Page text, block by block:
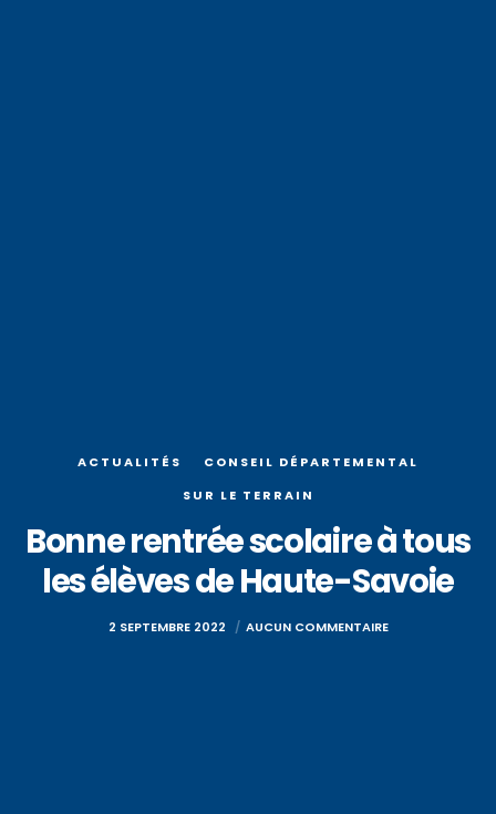
ACTUALITÉS
CONSEIL DÉPARTEMENTAL
SUR LE TERRAIN
Bonne rentrée scolaire à tous
les élèves de Haute-Savoie
2 SEPTEMBRE 2022 AUCUN COMMENTAIRE